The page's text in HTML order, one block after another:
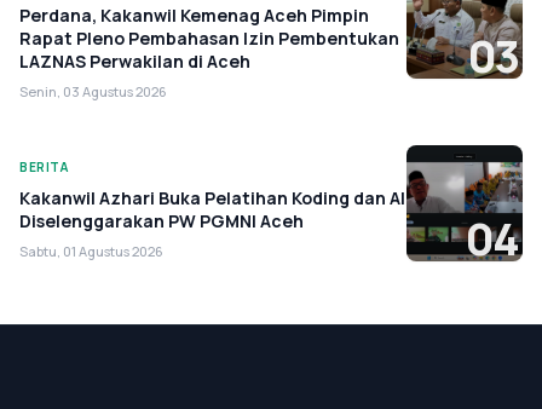
Perdana, Kakanwil Kemenag Aceh Pimpin
Rapat Pleno Pembahasan Izin Pembentukan
LAZNAS Perwakilan di Aceh
Senin, 03 Agustus 2026
03
BERITA
Kakanwil Azhari Buka Pelatihan Koding dan AI
Diselenggarakan PW PGMNI Aceh
Sabtu, 01 Agustus 2026 04